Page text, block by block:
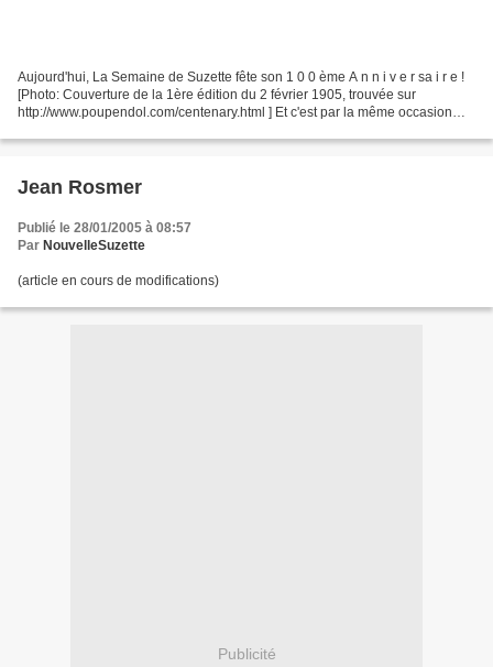
Aujourd'hui, La Semaine de Suzette fête son 1 0 0 ème A n n i v e r sa i r e !
[Photo: Couverture de la 1ère édition du 2 février 1905, trouvée sur
http://www.poupendol.com/centenary.html ] Et c'est par la même occasion
Jean Rosmer
Publié le 28/01/2005 à 08:57
Par NouvelleSuzette
(article en cours de modifications)
Publicité